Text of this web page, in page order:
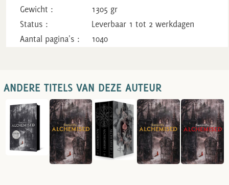
Gewicht :
1305 gr
Status :
Leverbaar 1 tot 2 werkdagen
Aantal pagina's :
1040
ANDERE TITELS VAN DEZE AUTEUR